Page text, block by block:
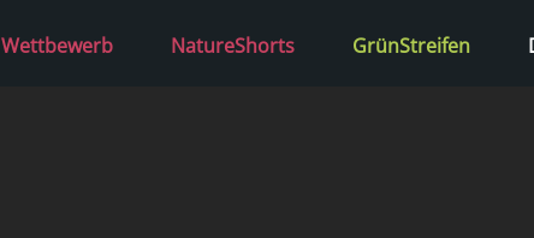
Wettbewerb NatureShorts GrünStreifen